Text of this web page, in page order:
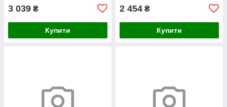
3 039 ₴
Купити
2 454 ₴
Купити